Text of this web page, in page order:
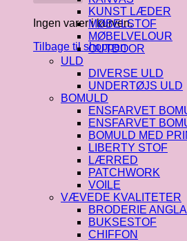
Ingen varer i kurven.
Tilbage til shoppen
KUNST LÆDER
MØBELSTOF
MØBELVELOUR
OUTDOOR
ULD
DIVERSE ULD
UNDERTØJS ULD
BOMULD
ENSFARVET
ENSFARVET
BOMULD MED
LIBERTY STOF
LÆRRED
PATCHWORK
VOILE
VÆVEDE KVALITETER
BRODERIE
BUKSESTOF
CHIFFON